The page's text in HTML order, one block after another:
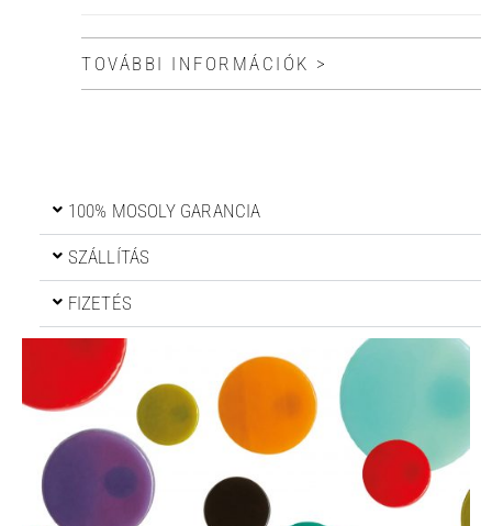
TOVÁBBI INFORMÁCIÓK >
100% MOSOLY GARANCIA
SZÁLLÍTÁS
FIZETÉS